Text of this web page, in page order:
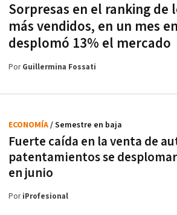
Sorpresas en el ranking de
más vendidos, en un mes
desplomó 13% el mercado
PorGuillermina Fossati
Fuerte caída en la venta de
patentamientos se
en junio
ECONOMÍA/ Semestre en baja
PoriProfesional